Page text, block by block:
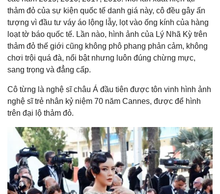
thảm đỏ của sự kiện quốc tế danh giá này, cô đều gây ấn
tượng vì đầu tư váy áo lộng lẫy, lọt vào ống kính của hàng
loạt tờ báo quốc tế. Lần nào, hình ảnh của Lý Nhã Kỳ trên
thảm đỏ thế giới cũng không phô phang phản cảm, không
chơi trội quá đà, nổi bật nhưng luôn đúng chừng mực,
sang trọng và đẳng cấp.
Cô từng là nghệ sĩ châu Á đầu tiên được tôn vinh hình ảnh
nghệ sĩ trẻ nhân kỷ niệm 70 năm Cannes, được để hình
trên đại lộ thảm đỏ.